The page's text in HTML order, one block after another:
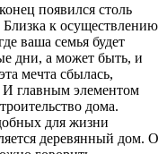
появился столь
к осуществлению
ваша семья будет
дни, а может быть, и
мечта сбылась,
И главным элементом
дома.
для жизни
деревянный дом. О